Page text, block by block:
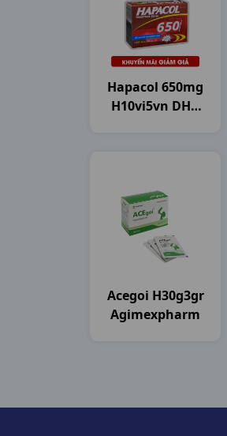
Hapacol 650mg
H10vi5vn DHG
Acegoi H30g3gr
Agimexpharm